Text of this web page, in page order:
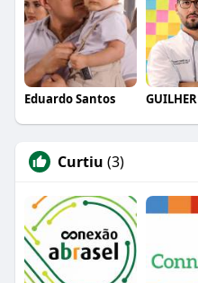
Eduardo Santos
Curtiu (3)